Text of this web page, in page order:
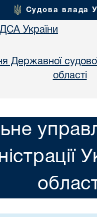
Судова влада
ДСА України
Державної
областi